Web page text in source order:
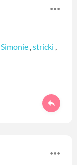
Simonie ,stricki ,